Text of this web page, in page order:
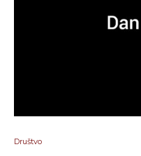
Društvo